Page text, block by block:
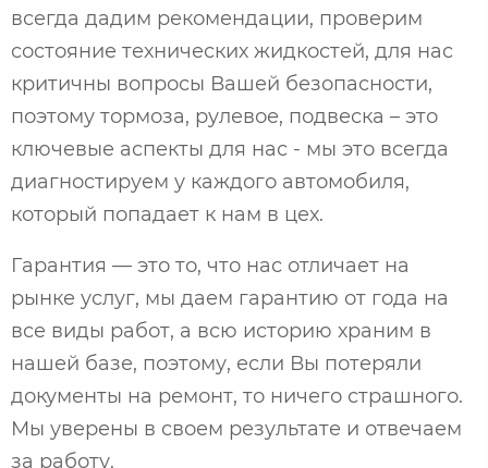
всегда дадим рекомендации, проверим
состояние технических жидкостей, для нас
критичны вопросы Вашей безопасности,
поэтому тормоза, рулевое, подвеска – это
ключевые аспекты для нас - мы это всегда
диагностируем у каждого автомобиля,
который попадает к нам в цех.
Гарантия — это то, что нас отличает на
рынке услуг, мы даем гарантию от года на
все виды работ, а всю историю храним в
нашей базе, поэтому, если Вы потеряли
документы на ремонт, то ничего страшного.
Мы уверены в своем результате и отвечаем
за работу.